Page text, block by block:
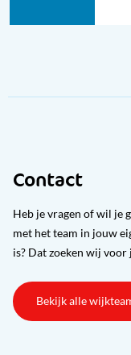
Contact
Heb je vragen of wil je
met het team in jouw
is? Dat zoeken wij voor
Bekijk alle